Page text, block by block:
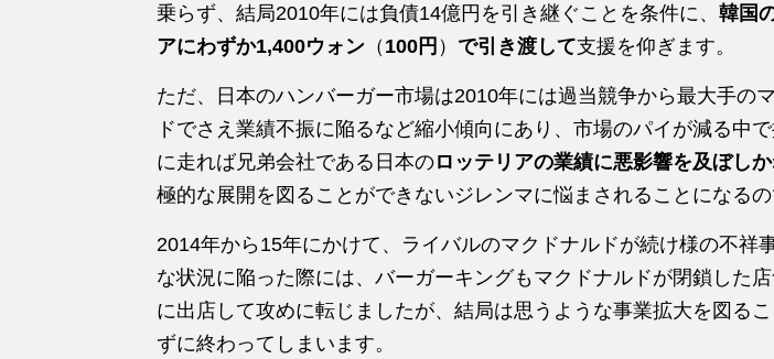
乗らず、結局2010年には負債14億円を引き継ぐことを条件に、 韓国
アにわずか1,400ウォン （ 100円 ） で引き渡して支援を仰ぎます。
ただ、日本のハンバーガー市場は2010年には過当競争から最大手の
ドでさえ業績不振に陥るなど縮小傾向にあり、市場のパイが減る中
に走れば兄弟会社である日本のロッテリアの業績に悪影響を及ぼし
極的な展開を図ることができないジレンマに悩まされることになるの
2014年から15年にかけて、ライバルのマクドナルドが続け様の不祥
な状況に陥った際には、バーガーキングもマクドナルドが閉鎖した
に出店して攻めに転じましたが、結局は思うような事業拡大を図るこ
ずに終わってしまいます。